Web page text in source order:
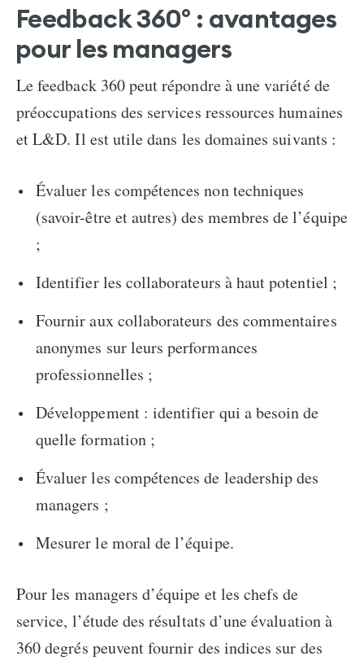
Feedback 360° : avantages
pour les managers
Le feedback 360 peut répondre à une variété de
préoccupations des services ressources humaines
et L&D. Il est utile dans les domaines suivants :
Évaluer les compétences non techniques
(savoir-être et autres) des membres de l’équipe
;
Identifier les collaborateurs à haut potentiel ;
Fournir aux collaborateurs des commentaires
anonymes sur leurs performances
professionnelles ;
Développement : identifier qui a besoin de
quelle formation ;
Évaluer les compétences de leadership des
managers ;
Mesurer le moral de l’équipe.
Pour les managers d’équipe et les chefs de
service, l’étude des résultats d’une évaluation à
360 degrés peuvent fournir des indices sur des